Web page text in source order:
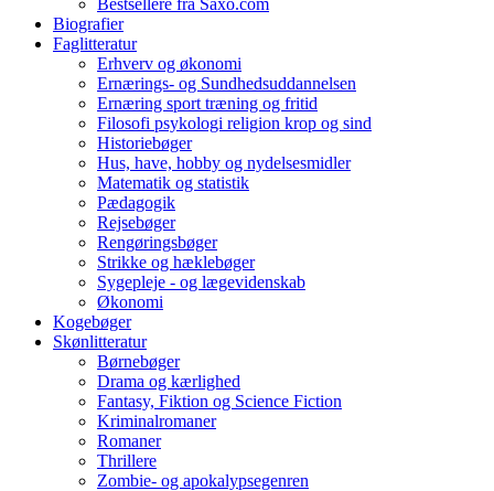
Bestsellere fra Saxo.com
Biografier
Faglitteratur
Erhverv og økonomi
Ernærings- og Sundhedsuddannelsen
Ernæring sport træning og fritid
Filosofi psykologi religion krop og sind
Historiebøger
Hus, have, hobby og nydelsesmidler
Matematik og statistik
Pædagogik
Rejsebøger
Rengøringsbøger
Strikke og hæklebøger
Sygepleje - og lægevidenskab
Økonomi
Kogebøger
Skønlitteratur
Børnebøger
Drama og kærlighed
Fantasy, Fiktion og Science Fiction
Kriminalromaner
Romaner
Thrillere
Zombie- og apokalypsegenren